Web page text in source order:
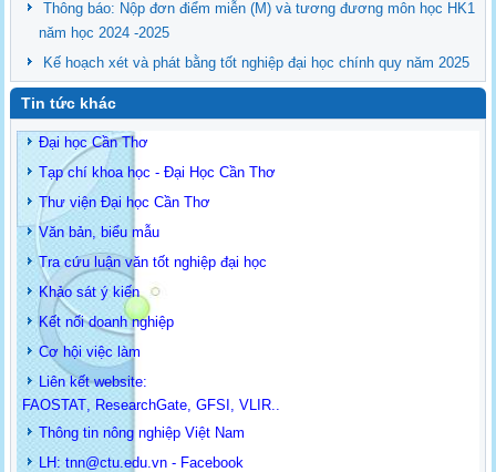
Thông báo: Nộp đơn điểm miễn (M) và tương đương môn học HK1
năm học 2024 -2025
Kế hoạch xét và phát bằng tốt nghiệp đại học chính quy năm 2025
Tin tức khác
Đại học Cần Thơ
Tạp chí khoa học - Đại Học Cần Thơ
Thư viện Đại học Cần Thơ
Văn bản, biểu mẫu
Tra cứu luận văn tốt nghiệp đại học
Khảo sát ý kiến
Kết nối doanh nghiệp
Cơ hội việc làm
Liên kết website:
FAOSTAT ResearchGate ,GFSI ,VLIR
Thông tin nông nghiệp Việt Nam
LH: tnn@ctu.edu.vn - Facebook